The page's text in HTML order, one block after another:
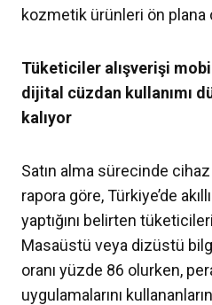
kozmetik ürünleri ön plana
Tüketiciler alışverişi
dijital cüzdan kullanımı
kalıyor
Satın alma sürecinde
rapora göre, Türkiye’de
yaptığını belirten
Masaüstü veya dizüstü
oranı yüzde 86 olurken,
uygulamalarını